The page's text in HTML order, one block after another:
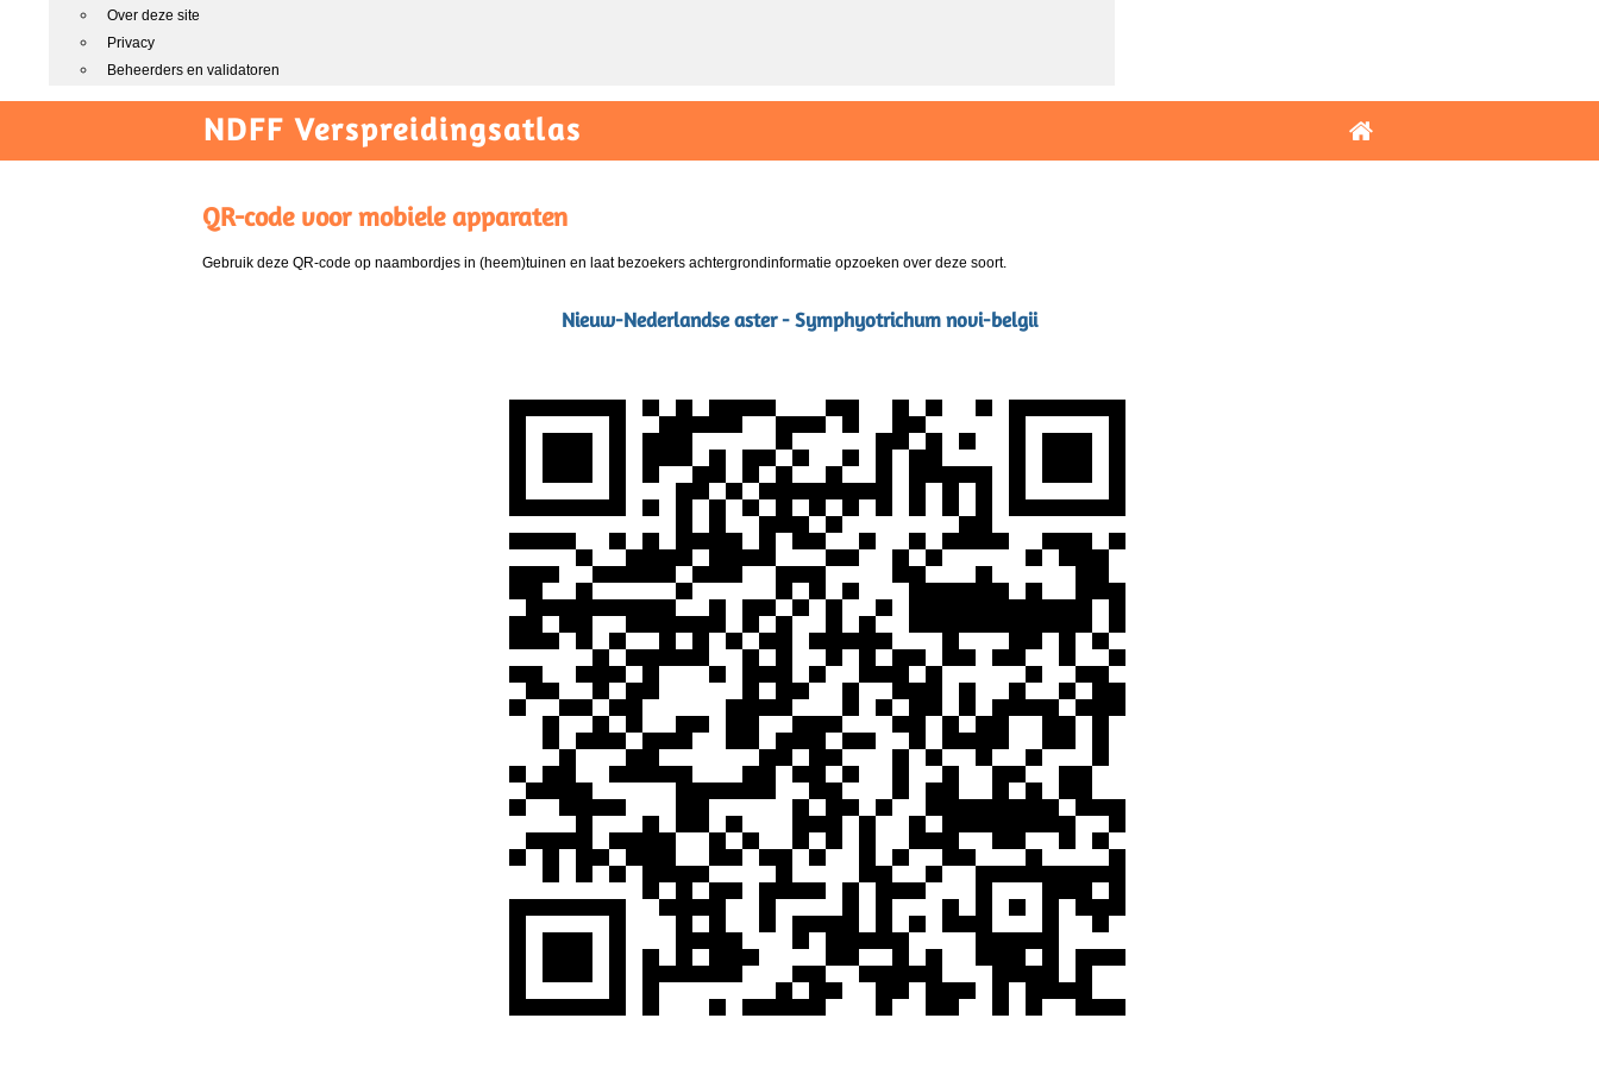
Over deze site
Privacy
Beheerders en validatoren
NDFF Verspreidingsatlas
QR-code voor mobiele apparaten
Gebruik deze QR-code op naambordjes in (heem)tuinen en laat bezoekers achtergrondinformatie opzoeken over deze soort.
Nieuw-Nederlandse aster - Symphyotrichum novi-belgii